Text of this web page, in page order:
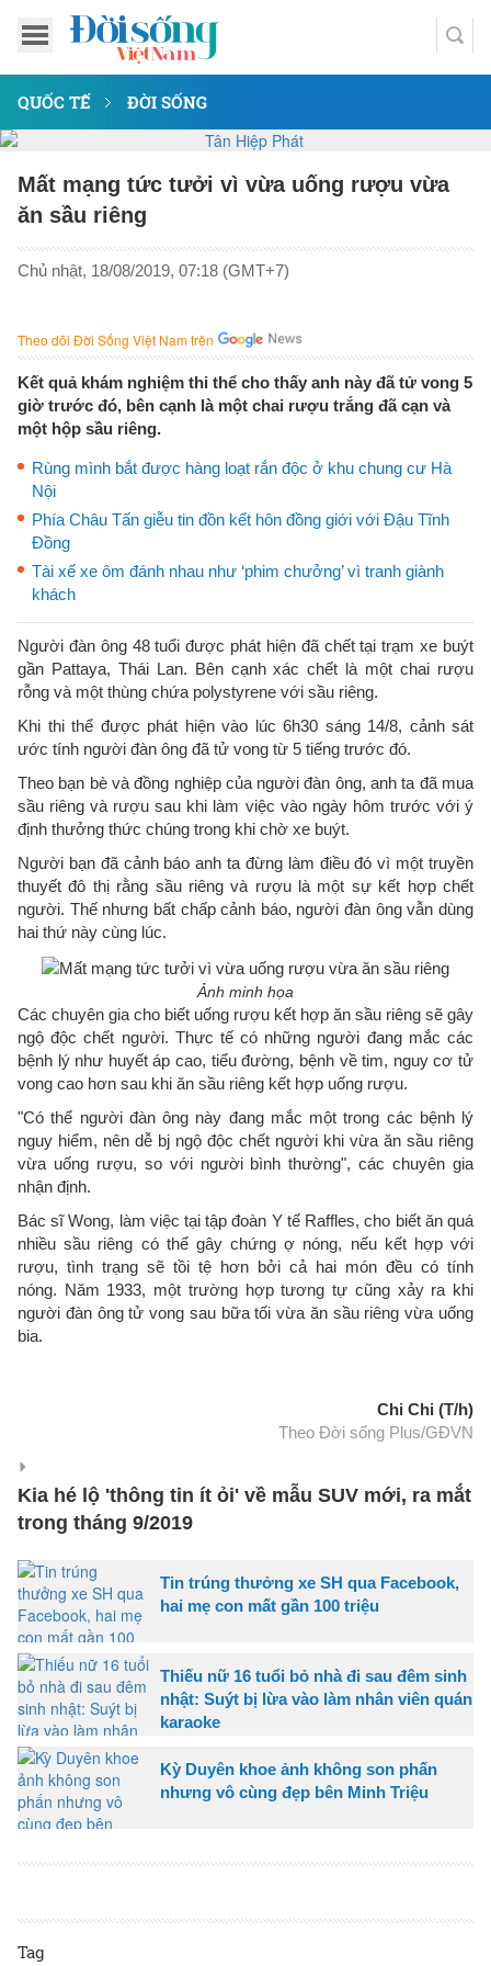
QUỐC TẾ ĐỜI SỐNG
Mất mạng tức tưởi vì vừa uống rượu vừa
ăn sầu riêng
Chủ nhật, 18/08/2019, 07:18 (GMT+7)
Theo dõi Đời Sống Việt Nam trên
Kết quả khám nghiệm thi thể cho thấy anh này đã tử vong 5
giờ trước đó, bên cạnh là một chai rượu trắng đã cạn và
một hộp sầu riêng.
Rùng mình bắt được hàng loạt rắn độc ở khu chung cư Hà
Nội
Phía Châu Tấn giễu tin đồn kết hôn đồng giới với Đậu Tĩnh
Đồng
Tài xế xe ôm đánh nhau như ‘phim chưởng’ vì tranh giành
khách
Người đàn ông 48 tuổi được phát hiện đã chết tại trạm xe buýt
gần Pattaya, Thái Lan. Bên cạnh xác chết là một chai rượu
rỗng và một thùng chứa polystyrene với sầu riêng.
Khi thi thể được phát hiện vào lúc 6h30 sáng 14/8, cảnh sát
ước tính người đàn ông đã tử vong từ 5 tiếng trước đó.
Theo bạn bè và đồng nghiệp của người đàn ông, anh ta đã mua
sầu riêng và rượu sau khi làm việc vào ngày hôm trước với ý
định thưởng thức chúng trong khi chờ xe buýt.
Người bạn đã cảnh báo anh ta đừng làm điều đó vì một truyền
thuyết đô thị rằng sầu riêng và rượu là một sự kết hợp chết
người. Thế nhưng bất chấp cảnh báo, người đàn ông vẫn dùng
hai thứ này cùng lúc.
Ảnh minh họa
Các chuyên gia cho biết uống rượu kết hợp ăn sầu riêng sẽ gây
ngộ độc chết người. Thực tế có những người đang mắc các
bệnh lý như huyết áp cao, tiểu đường, bệnh về tim, nguy cơ tử
vong cao hơn sau khi ăn sầu riêng kết hợp uống rượu.
"Có thể người đàn ông này đang mắc một trong các bệnh lý
nguy hiểm, nên dễ bj ngộ độc chết người khi vừa ăn sầu riêng
vừa uống rượu, so với người bình thường", các chuyên gia
nhận định.
Bác sĩ Wong, làm việc tại tập đoàn Y tế Raffles, cho biết ăn quá
nhiều sầu riêng có thể gây chứng ợ nóng, nếu kết hợp với
rượu, tình trạng sẽ tồi tệ hơn bởi cả hai món đều có tính
nóng. Năm 1933, một trường hợp tương tự cũng xảy ra khi
người đàn ông tử vong sau bữa tối vừa ăn sầu riêng vừa uống
bia.
Chi Chi (T/h)
Theo Đời sống Plus/GĐVN
Kia hé lộ 'thông tin ít ỏi' về mẫu SUV mới, ra mắt
trong tháng 9/2019
Tin trúng thưởng xe SH qua Facebook,
hai mẹ con mất gần 100 triệu
Thiếu nữ 16 tuổi bỏ nhà đi sau đêm sinh
nhật: Suýt bị lừa vào làm nhân viên quán
karaoke
Kỳ Duyên khoe ảnh không son phấn
nhưng vô cùng đẹp bên Minh Triệu
Tag